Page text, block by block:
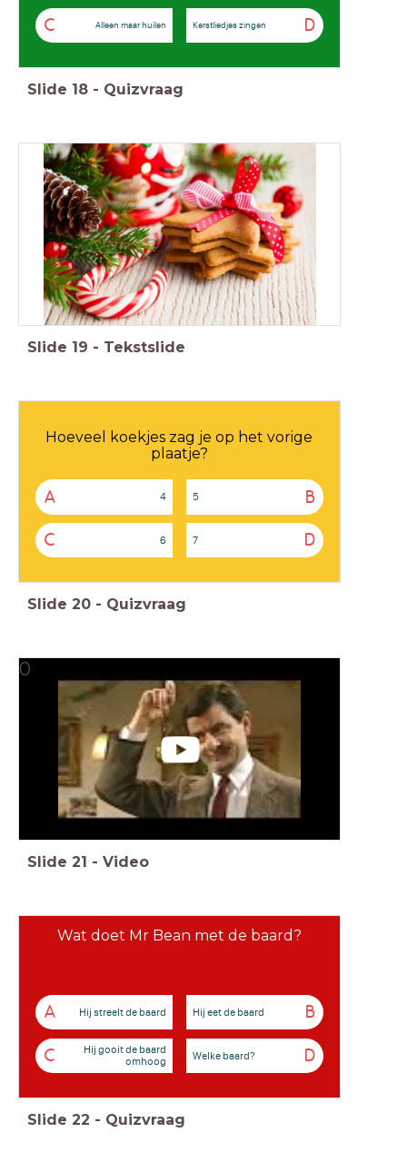
C Alleen maar huilen D
Kerstliedjes zingen
Slide 18 - Quizvraag
Slide 19 - Tekstslide
Hoeveel koekjes zag je op het vorige
plaatje?
A 4 B
5
C 6 D
7
Slide 20 - Quizvraag
0
Slide 21 - Video
Wat doet Mr Bean met de baard?
A Hij streelt de baard B
Hij eet de baard
C
Hij gooit de baard
omhoog
D
Welke baard?
Slide 22 - Quizvraag